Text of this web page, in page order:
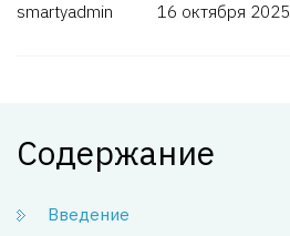
smartyadmin 16 октября 2025
Содержание
Введение